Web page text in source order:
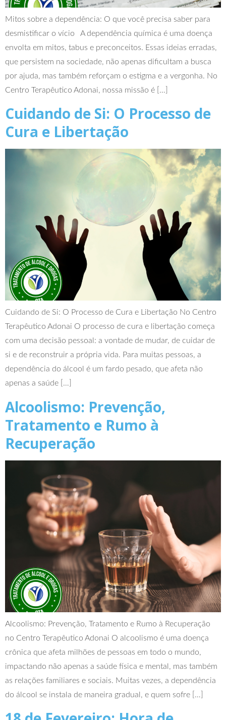
Mitos sobre a dependência: O que você precisa saber para
desmistificar o vício A dependência química é uma doença
envolta em mitos, tabus e preconceitos. Essas ideias erradas,
que persistem na sociedade, não apenas dificultam a busca
por ajuda, mas também reforçam o estigma e a vergonha. No
Centro Terapêutico Adonai, nossa missão é […]
Cuidando de Si: O Processo de
Cura e Libertação
Cuidando de Si: O Processo de Cura e Libertação No Centro
Terapêutico Adonai O processo de cura e libertação começa
com uma decisão pessoal: a vontade de mudar, de cuidar de
si e de reconstruir a própria vida. Para muitas pessoas, a
dependência do álcool é um fardo pesado, que afeta não
apenas a saúde […]
Alcoolismo: Prevenção,
Tratamento e Rumo à
Recuperação
Alcoolismo: Prevenção, Tratamento e Rumo à Recuperação
no Centro Terapêutico Adonai O alcoolismo é uma doença
crônica que afeta milhões de pessoas em todo o mundo,
impactando não apenas a saúde física e mental, mas também
as relações familiares e sociais. Muitas vezes, a dependência
do álcool se instala de maneira gradual, e quem sofre […]